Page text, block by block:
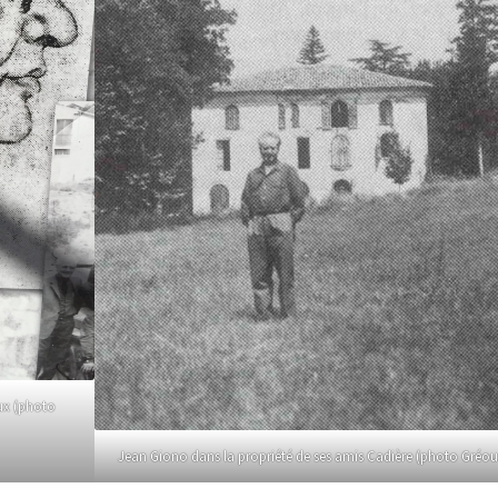
(photo
Jean Giono dans la propriété de ses amis Cadière (photo